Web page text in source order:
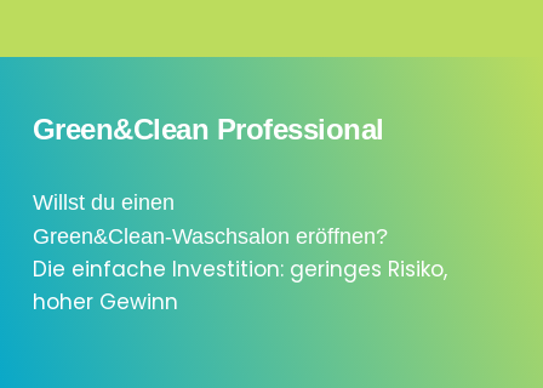
Green&Clean Professional
Willst du einen
Green&Clean-Waschsalon eröffnen?
Die einfache Investition: geringes Risiko,
hoher Gewinn